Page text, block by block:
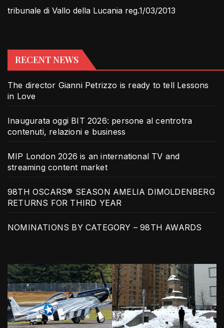
tribunale di Vallo della Lucania reg.1/03/2013
RECENT NEWS
The director Gianni Petrizzo is ready to tell Lessons
in Love
Inaugurata oggi BIT 2026: persone al centrotra
contenuti, relazioni e business
MIP London 2026 is an international TV and
streaming content market
98TH OSCARS® SEASON AMELIA DIMOLDENBERG
RETURNS FOR THIRD YEAR
NOMINATIONS BY CATEGORY – 98TH AWARDS